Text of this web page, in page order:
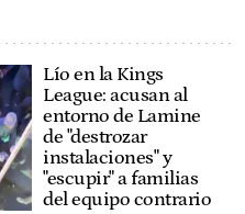
Lío en la Kings
League: acusan al
entorno de Lamine
de "destrozar
instalaciones" y
"escupir" a familias
del equipo contrario